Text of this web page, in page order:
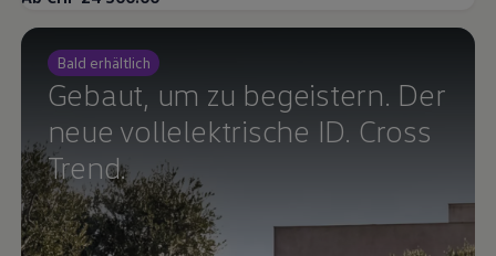
Bald erhältlich
Gebaut, um zu begeistern. Der
neue vollelektrische ID. Cross
Trend.